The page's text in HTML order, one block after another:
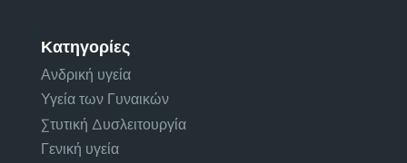
Κατηγορίες
Ανδρική υγεία
Υγεία των Γυναικών
Στυτική Δυσλειτουργία
Γενική υγεία